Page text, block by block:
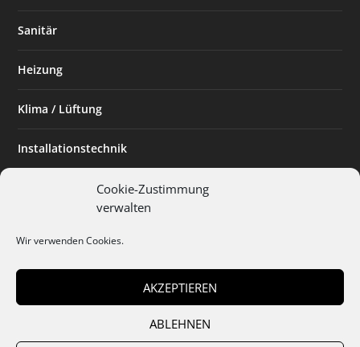
Cookie-Zustimmung
verwalten
Wir verwenden Cookies.
AKZEPTIEREN
ABLEHNEN
Sanitär
Heizung
Klima / Lüftung
Installationstechnik
Planen & Bauen
Installateur des Monats